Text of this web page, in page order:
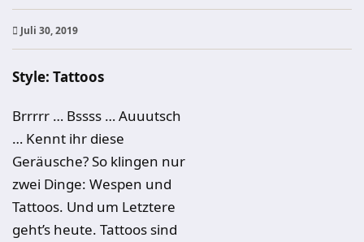
Juli 30, 2019
Style: Tattoos
Brrrrr … Bssss … Auuutsch
… Kennt ihr diese
Geräusche? So klingen nur
zwei Dinge: Wespen und
Tattoos. Und um Letztere
geht’s heute. Tattoos sind